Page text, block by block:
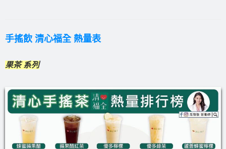
手搖飲 清心福全 熱量表
果茶 系列